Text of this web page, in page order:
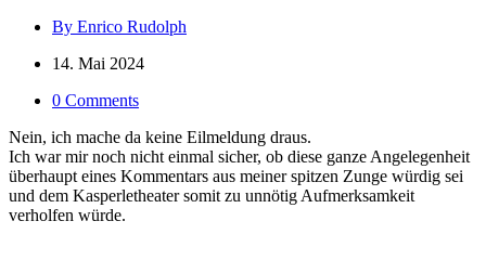
By Enrico Rudolph
14. Mai 2024
0 Comments
Nein, ich mache da keine Eilmeldung draus.
Ich war mir noch nicht einmal sicher, ob diese ganze Angelegenheit
überhaupt eines Kommentars aus meiner spitzen Zunge würdig sei
und dem Kasperletheater somit zu unnötig Aufmerksamkeit
verholfen würde.